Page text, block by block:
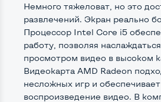
Intel Core i5-4200M (2,50 -
Тип оперативной памятиDDR3
Тип накопителяSSD 2,5" или
Количество слотов M_20
Немного тяжеловат, но это
развлечений. Экран реально
Процессор Intel Core i5
работу, позволяя
просмотром видео в высоком
Видеокарта AMD Radeon
несложных игр и
воспроизведение видео. В